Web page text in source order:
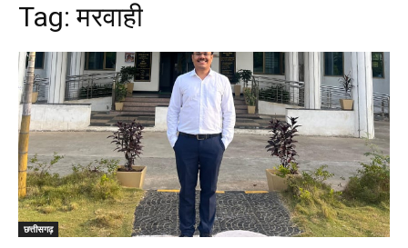
Tag:मरवाही
छत्तीसगढ़